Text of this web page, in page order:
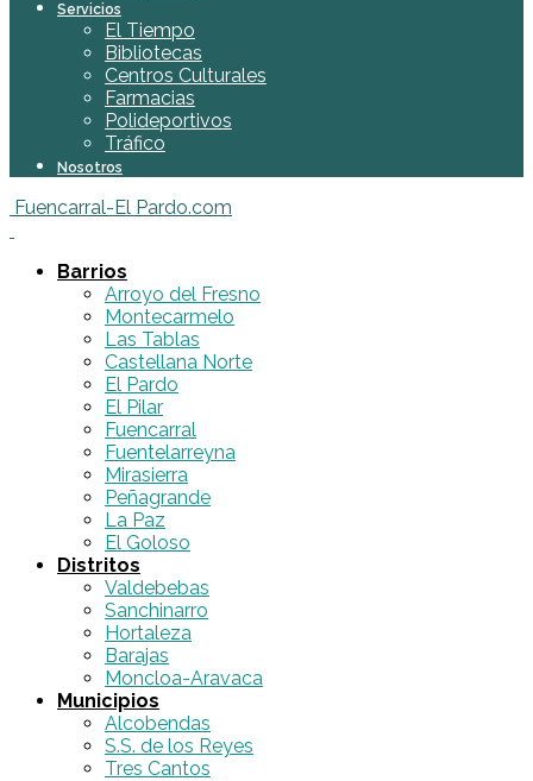
Servicios
El Tiempo
Bibliotecas
Centros Culturales
Farmacias
Polideportivos
Tráfico
Nosotros
Fuencarral-El Pardo.com
Barrios
Arroyo del Fresno
Montecarmelo
Las Tablas
Castellana Norte
El Pardo
El Pilar
Fuencarral
Fuentelarreyna
Mirasierra
Peñagrande
La Paz
El Goloso
Distritos
Valdebebas
Sanchinarro
Hortaleza
Barajas
Moncloa-Aravaca
Municipios
Alcobendas
S.S. de los Reyes
Tres Cantos